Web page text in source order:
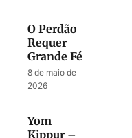
O Perdão
Requer
Grande Fé
8 de maio de
2026
Yom
Kippur –